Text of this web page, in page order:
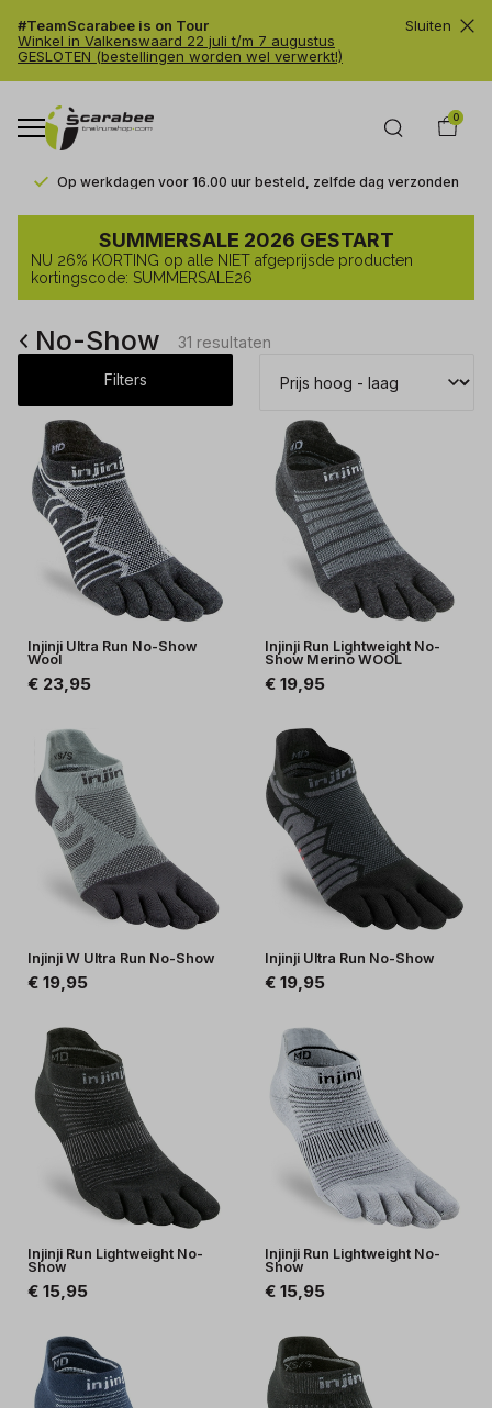
#TeamScarabee is on Tour
Winkel in Valkenswaard 22 juli t/m 7 augustus
GESLOTEN (bestellingen worden wel verwerkt!)
Sluiten
0
Op werkdagen voor 16.00 uur besteld, zelfde dag verzonden
No-
Show SUMMERSALE 2026 GESTART
NU 26% KORTING op alle NIET afgeprijsde producten
kortingscode: SUMMERSALE26
No-Show 31 resultaten
Filters
Injinji Ultra Run No-Show
Wool
€ 23,95
Injinji Run Lightweight No-
Show Merino WOOL
€ 19,95
Injinji W Ultra Run No-Show
€ 19,95
Injinji Ultra Run No-Show
€ 19,95
Injinji Run Lightweight No-
Show
€ 15,95
Injinji Run Lightweight No-
Show
€ 15,95